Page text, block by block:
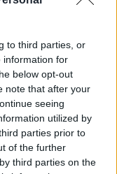
to third parties, or
information for
below opt-out
note that after your
seeing
utilized by
parties prior to
of the further
third parties on the
/ Fotó: Hraskó István